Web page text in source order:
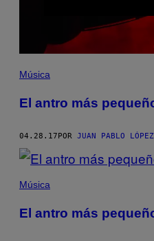
Música
El antro más
04.28.17 POR JUAN PABLO
Música
El antro más